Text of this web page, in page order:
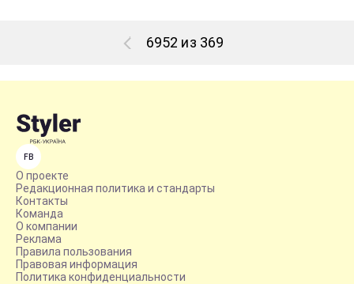
6952 из 369
FB
О проекте
Редакционная политика и стандарты
Контакты
Команда
О компании
Реклама
Правила пользования
Правовая информация
Политика конфиденциальности